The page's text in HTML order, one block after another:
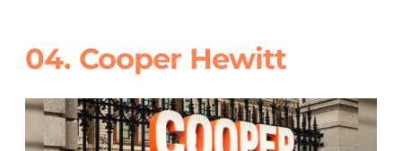
04. Cooper Hewitt